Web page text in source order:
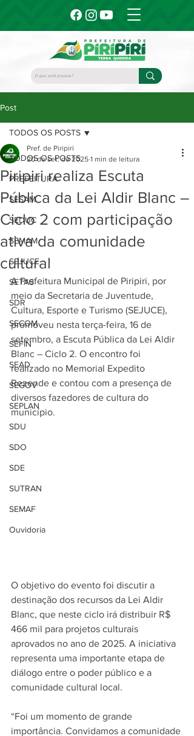
Post
TODOS OS POSTS
PREFEITURA
SESAM
SEDUC
SEMAM
SEJUCE
SETAS
SDR
SECOM
SEFIN
SEAD
SEGOV
SEPLAN
SDU
SDO
SDE
SUTRAN
SEMAF
Ouvidoria
TODOS OS POSTS
Piripiri realiza Escuta
Pública da Lei Aldir Blanc –
Ciclo 2 com participação
ativa da comunidade
cultural
Pref. de Piripiri
20 de set. de 2025 1 min de leitura
A Prefeitura Municipal de Piripiri, por
meio da Secretaria de Juventude,
Cultura, Esporte e Turismo (SEJUCE),
promoveu nesta terça-feira, 16 de
setembro, a Escuta Pública da Lei Aldir
Blanc – Ciclo 2. O encontro foi
realizado no Memorial Expedito
Rezende e contou com a presença de
diversos fazedores de cultura do
município.
O objetivo do evento foi discutir a
destinação dos recursos da Lei Aldir
Blanc, que neste ciclo irá distribuir R$
466 mil para projetos culturais
aprovados no ano de 2025. A iniciativa
representa uma importante etapa de
diálogo entre o poder público e a
comunidade cultural local.
“Foi um momento de grande
importância. Convidamos a comunidade